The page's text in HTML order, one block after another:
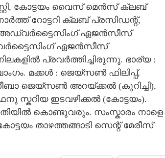
കോട്ടയം വൈസ് മെൻസ് ക്ലബ്
റോട്ടറി ക്ലബ് പ്രസിഡന്റ്,​
അഡ്വർട്ടൈസിംഗ് ഏജൻസീസ്
ഏജൻസീസ്
പ്രവർത്തിച്ചിരുന്നു. ഭാര്യ :
മക്കൾ : ജെയ്‌സൺ ഫിലിപ്പ്,​
ജെയ്‌സൺ അറയ്ക്കൽ (കുറിച്ചി),​
ഇടവഴിക്കൽ (കോട്ടയം).
കൊണ്ടുവരും. സംസ്കാരം നാളെ
താഴത്തങ്ങാടി സെന്റ് മേരീസ്